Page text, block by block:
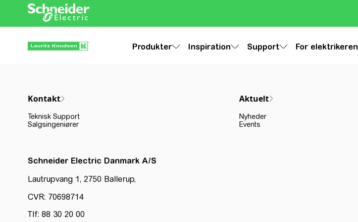
Produkter Inspiration Support For elektrikeren
Kontakt
Teknisk Support
Salgsingeniører
Aktuelt
Nyheder
Events
Schneider Electric Danmark A/S
Lautrupvang 1, 2750 Ballerup,
CVR: 70698714
Tlf: 88 30 20 00